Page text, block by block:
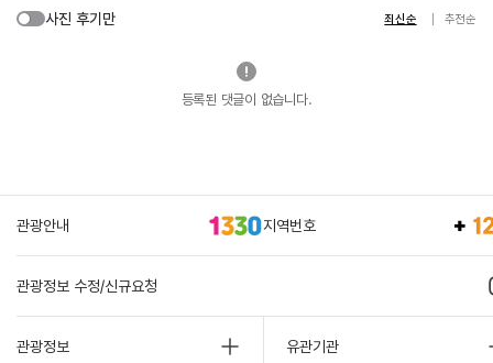
사진 후기만 최신순 추천순
등록된 댓글이 없습니다.
관광안내 지역번호
관광정보 수정/신규요청
관광정보 유관기관